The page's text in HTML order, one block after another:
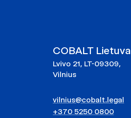
COBALT Lietuva
Lvivo 21, LT-09309,
Vilnius
vilnius@cobalt.legal
+370 5250 0800